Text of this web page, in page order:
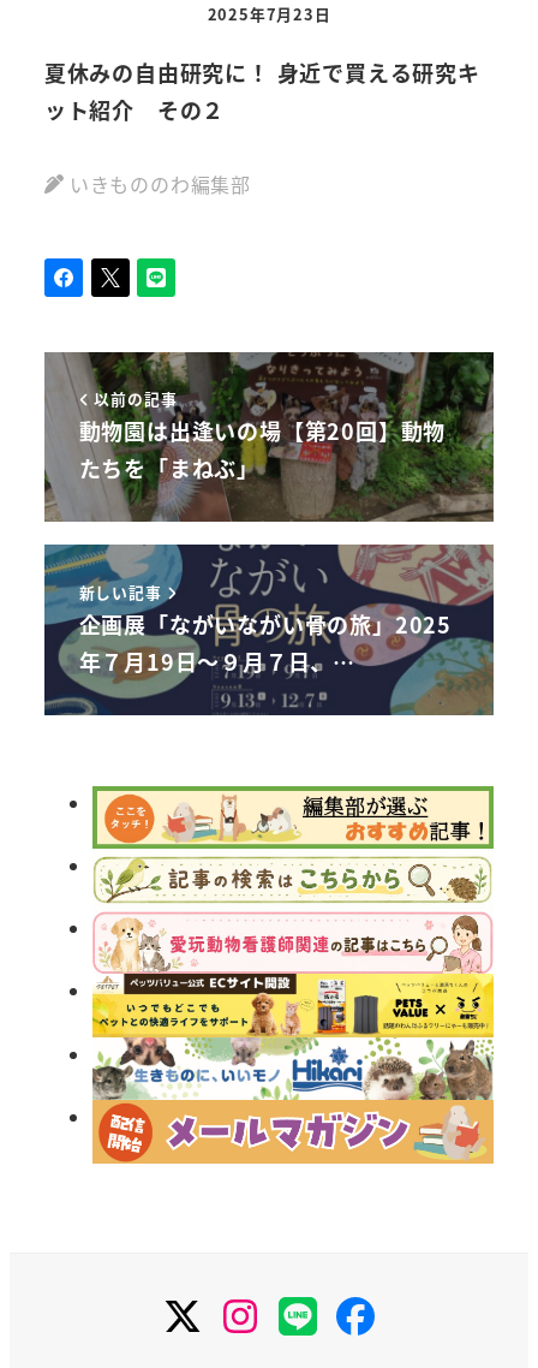
2025年7月23日
夏休みの自由研究に！ 身近で買える研究キ
ット紹介 その２
いきもののわ編集部
以前の記事
動物園は出逢いの場【第20回】動物
たちを「まねぶ」
新しい記事
企画展「ながいながい骨の旅」2025
年７月19日～９月７日、…
Instagram
LINE Facebook